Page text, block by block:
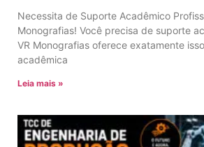
Necessita de Suporte Acadêmico
Monografias! Você precisa de suporte
VR Monografias oferece exatamente
acadêmica
Leia mais »